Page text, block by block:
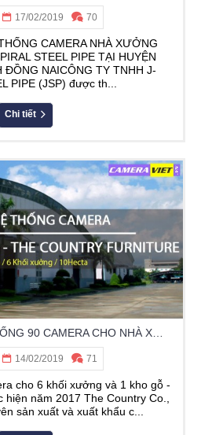
17/02/2019 70
CAMERA NHÀ XƯỞNG
STEEL PIPE TẠI HUYỆN
ĐỒNG NAICÔNG TY TNHH J-
PIPE (JSP) được th...
Chi tiết
14/02/2019 71
cho 6 khối xưởng và 1 kho gỗ -
năm 2017 The Country Co.,
sản xuất và xuất khẩu c...